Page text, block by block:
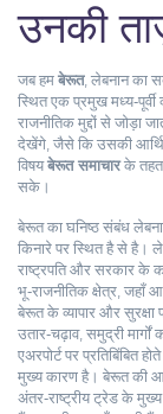
उनकी
जब हमबेरूत, लेबनान का
स्थित एक प्रमुख मध्य‑पूर्वी
राजनीतिक मुद्दों से जोड़ा
देखेंगे, जैसे कि उसकी
विषयबेरूत समाचारके तहत
सके।
बेरूत का घनिष्ठ संबंध
किनारे पर स्थित हैसे है।
राष्ट्रपति और सरकार के
भू‑राजनीतिक क्षेत्र, जहाँ
बेरूत के व्यापार और
उतार‑चढ़ाव, समुद्री
एअरपोर्ट पर
मुख्य कारण है। बेरूत की
अंतर‑राष्ट्रीय ट्रेड के